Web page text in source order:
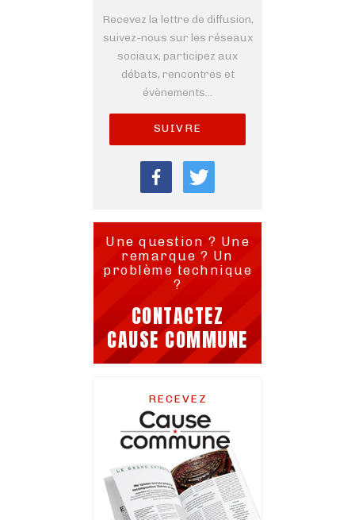
Recevez la lettre de diffusion,
suivez-nous sur les réseaux
sociaux, participez aux
débats, rencontres et
évènements...
SUIVRE
Une question ? Une
remarque ? Un
problème technique
?
CONTACTEZ
CAUSE COMMUNE
RECEVEZ